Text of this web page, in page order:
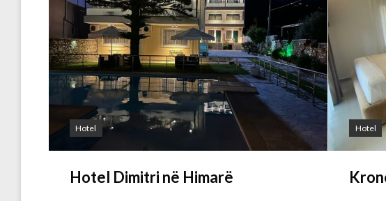
Hotel
Hotel Dimitri në Himarë
Hotel